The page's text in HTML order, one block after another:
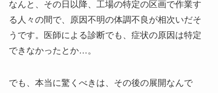
なんと、その日以降、工場の特定の区画で作業す
る人々の間で、原因不明の体調不良が相次いだそ
うです。医師による診断でも、症状の原因は特定
できなかったとか…。
でも、本当に驚くべきは、その後の展開なんで